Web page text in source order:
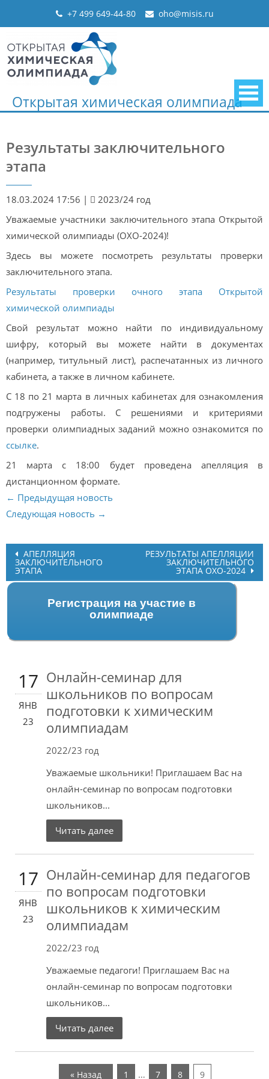
+7 499 649-44-80 oho@misis.ru
Открытая химическая олимпиада
Результаты заключительного
этапа
18.03.2024 17:56 |
2023/24 год
Уважаемые участники заключительного этапа Открытой
химической олимпиады (ОХО-2024)!
Здесь вы можете посмотреть результаты проверки
заключительного этапа.
Результаты проверки очного этапа Открытой
химической олимпиады
Свой результат можно найти по индивидуальному
шифру, который вы можете найти в документах
(например, титульный лист), распечатанных из личного
кабинета, а также в личном кабинете.
С 18 по 21 марта в личных кабинетах для ознакомления
подгружены работы. С решениями и критериями
проверки олимпиадных заданий можно ознакомится по
ссылке.
21 марта с 18:00 будет проведена апелляция в
дистанционном формате.
← Предыдущая новость
Следующая новость →
Post
navigation
АПЕЛЛЯЦИЯ
ЗАКЛЮЧИТЕЛЬНОГО
ЭТАПА
РЕЗУЛЬТАТЫ АПЕЛЛЯЦИИ
ЗАКЛЮЧИТЕЛЬНОГО
ЭТАПА ОХО-2024
Регистрация на участие в
олимпиаде
17
ЯНВ
23
Онлайн-семинар для
школьников по вопросам
подготовки к химическим
олимпиадам
2022/23 год
Уважаемые школьники! Приглашаем Вас на
онлайн-семинар по вопросам подготовки
школьников...
Читать далее
17
ЯНВ
23
Онлайн-семинар для педагогов
по вопросам подготовки
школьников к химическим
олимпиадам
2022/23 год
Уважаемые педагоги! Приглашаем Вас на
онлайн-семинар по вопросам подготовки
школьников...
Читать далее
« Назад 1 … 7 8 9